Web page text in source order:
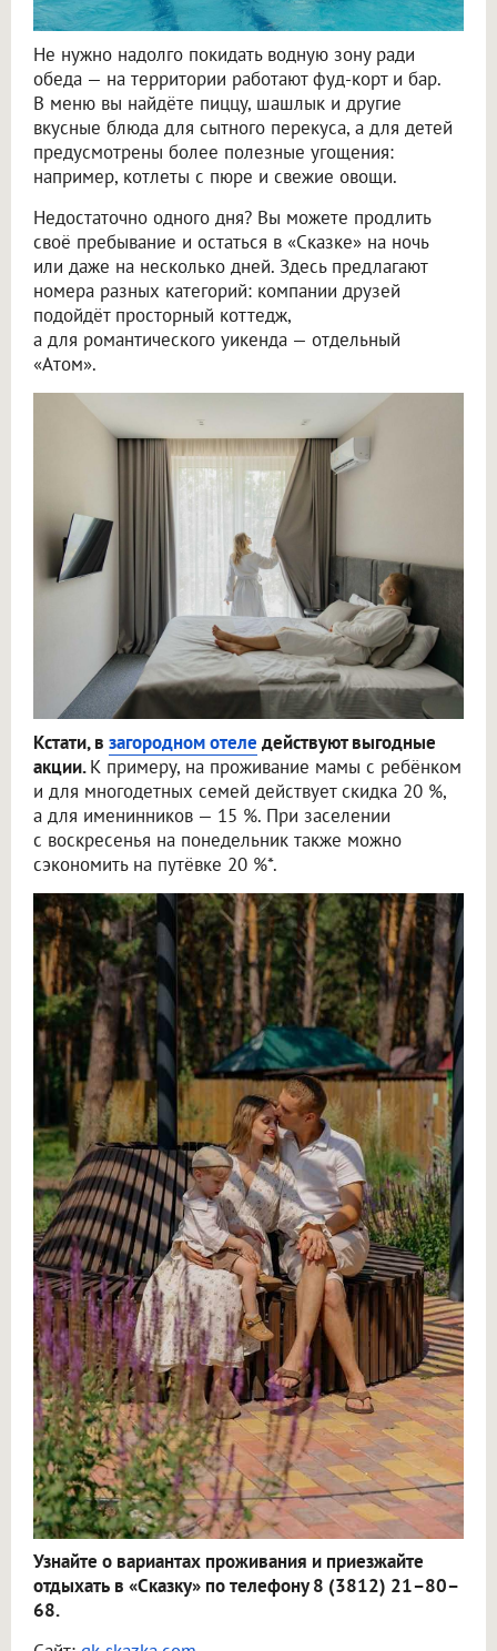
Не нужно надолго покидать водную зону ради
обеда — на территории работают фуд-корт и бар.
В меню вы найдёте пиццу, шашлык и другие
вкусные блюда для сытного перекуса, а для детей
предусмотрены более полезные угощения:
например, котлеты с пюре и свежие овощи.
Недостаточно одного дня? Вы можете продлить
своё пребывание и остаться в «Сказке» на ночь
или даже на несколько дней. Здесь предлагают
номера разных категорий: компании друзей
подойдёт просторный коттедж,
а для романтического уикенда — отдельный
«Атом».
Кстати, в загородном отеле действуют выгодные
акции.К примеру, на проживание мамы с ребёнком
и для многодетных семей действует скидка 20 %,
а для именинников — 15 %. При заселении
с воскресенья на понедельник также можно
сэкономить на путёвке 20 %*.
Узнайте о вариантах проживания и приезжайте
отдыхать в «Сказку» по телефону 8 (3812) 21–80–
68.